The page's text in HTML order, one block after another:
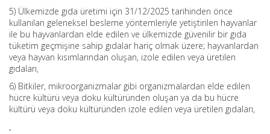
5) Ülkemizde gıda üretimi için 31/12/2025 tarihinden önce
kullanılan geleneksel besleme yöntemleriyle yetiştirilen hayvanlar
ile bu hayvanlardan elde edilen ve ülkemizde güvenilir bir gıda
tüketim geçmişine sahip gıdalar hariç olmak üzere; hayvanlardan
veya hayvan kısımlarından oluşan, izole edilen veya üretilen
gıdaları,
6) Bitkiler, mikroorganizmalar gibi organizmalardan elde edilen
hücre kültürü veya doku kültüründen oluşan ya da bu hücre
kültürü veya doku kültüründen izole edilen veya üretilen gıdaları,